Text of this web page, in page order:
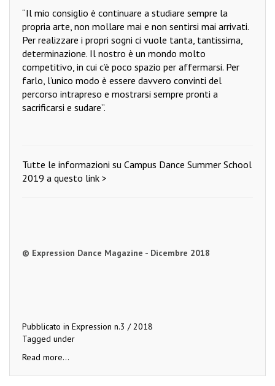
“Il mio consiglio è continuare a studiare sempre la
propria arte, non mollare mai e non sentirsi mai arrivati.
Per realizzare i propri sogni ci vuole tanta, tantissima,
determinazione. Il nostro è un mondo molto
competitivo, in cui c’è poco spazio per affermarsi. Per
farlo, l’unico modo è essere davvero convinti del
percorso intrapreso e mostrarsi sempre pronti a
sacrificarsi e sudare”.
Tutte le informazioni su Campus Dance Summer School
2019 a questo link >
© Expression Dance Magazine - Dicembre 2018
Pubblicato in Expression n.3 / 2018
Tagged under
Read more...